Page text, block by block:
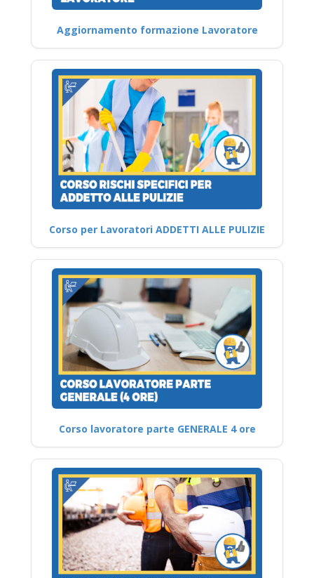
Aggiornamento formazione Lavoratore
Corso per Lavoratori ADDETTI ALLE PULIZIE
Corso lavoratore parte GENERALE 4 ore